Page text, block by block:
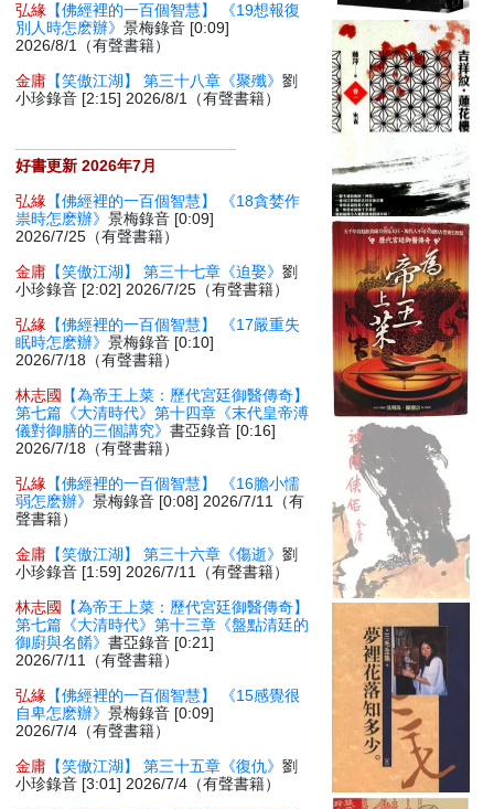
弘緣 【佛經裡的一百個智慧】 《19想報復
別人時怎麽辦》景梅錄音 [0:09]
2026/8/1（有聲書籍）
金庸 【笑傲江湖】 第三十八章《聚殲》劉
小珍錄音 [2:15] 2026/8/1（有聲書籍）
好書更新 2026年7月
弘緣 【佛經裡的一百個智慧】 《18貪婪作
祟時怎麽辦》景梅錄音 [0:09]
2026/7/25（有聲書籍）
金庸 【笑傲江湖】 第三十七章《迫娶》劉
小珍錄音 [2:02] 2026/7/25（有聲書籍）
弘緣 【佛經裡的一百個智慧】 《17嚴重失
眠時怎麽辦》景梅錄音 [0:10]
2026/7/18（有聲書籍）
林志國
【為帝王上菜：歷代宮廷御醫傳奇】
第七篇《大清時代》第十四章《末代皇帝溥
儀對御膳的三個講究》書亞錄音 [0:16]
2026/7/18（有聲書籍）
弘緣 【佛經裡的一百個智慧】 《16膽小懦
弱怎麽辦》景梅錄音 [0:08] 2026/7/11（有
聲書籍）
金庸 【笑傲江湖】 第三十六章《傷逝》劉
小珍錄音 [1:59] 2026/7/11（有聲書籍）
林志國
【為帝王上菜：歷代宮廷御醫傳奇】
第七篇《大清時代》第十三章《盤點清廷的
御廚與名餚》書亞錄音 [0:21]
2026/7/11（有聲書籍）
弘緣 【佛經裡的一百個智慧】 《15感覺很
自卑怎麽辦》景梅錄音 [0:09]
2026/7/4（有聲書籍）
金庸 【笑傲江湖】 第三十五章《復仇》劉
小珍錄音 [3:01] 2026/7/4（有聲書籍）